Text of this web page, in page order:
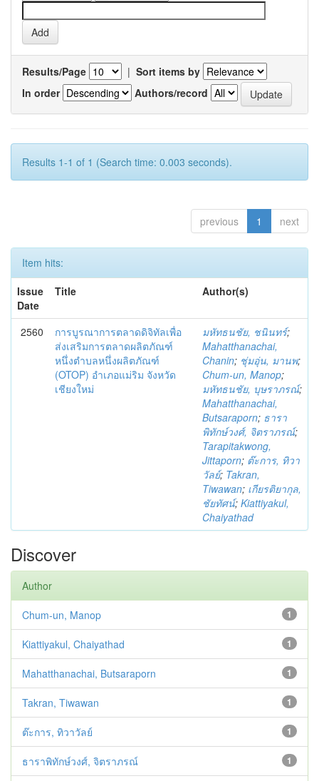
Results/Page | Sort items by
In order
Authors/record
Results 1-1 of 1 (Search time: 0.003 seconds).
previous 1 next
Item hits:
Issue
Date
Title Author(s)
2560
การบูรณาการตลาดดิจิทัลเพื่อ
ส่งเสริมการตลาดผลิตภัณฑ์
หนึ่งตำบลหนึ่งผลิตภัณฑ์
(OTOP) อำเภอแม่ริม จังหวัด
เชียงใหม่
มหัทธนชัย, ชนินทร์;
Mahatthanachai,
Chanin; ชุ่มอุ่น, มานพ;
Chum-un, Manop;
มหัทธนชัย, บุษราภรณ์;
Mahatthanachai,
Butsaraporn; ธารา
พิทักษ์วงศ์, จิตราภรณ์;
Tarapitakwong,
Jittaporn; ต๊ะการ, ทิวา
วัลย์; Takran,
Tiwawan; เกียรติยากุล,
ชัยทัศน์; Kiattiyakul,
Chaiyathad
Discover
Author
1
Chum-un, Manop
1
Kiattiyakul, Chaiyathad
1
Mahatthanachai, Butsaraporn
1
Takran, Tiwawan
1
ต๊ะการ, ทิวาวัลย์
1
ธาราพิทักษ์วงศ์, จิตราภรณ์